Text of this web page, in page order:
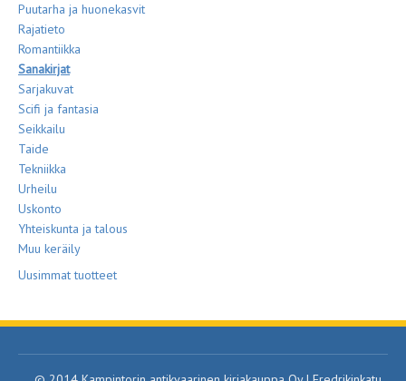
Puutarha ja huonekasvit
Rajatieto
Romantiikka
Sanakirjat
Sarjakuvat
Scifi ja fantasia
Seikkailu
Taide
Tekniikka
Urheilu
Uskonto
Yhteiskunta ja talous
Muu keräily
Uusimmat tuotteet